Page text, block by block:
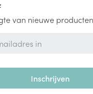
van nieuwe
Inschrijven